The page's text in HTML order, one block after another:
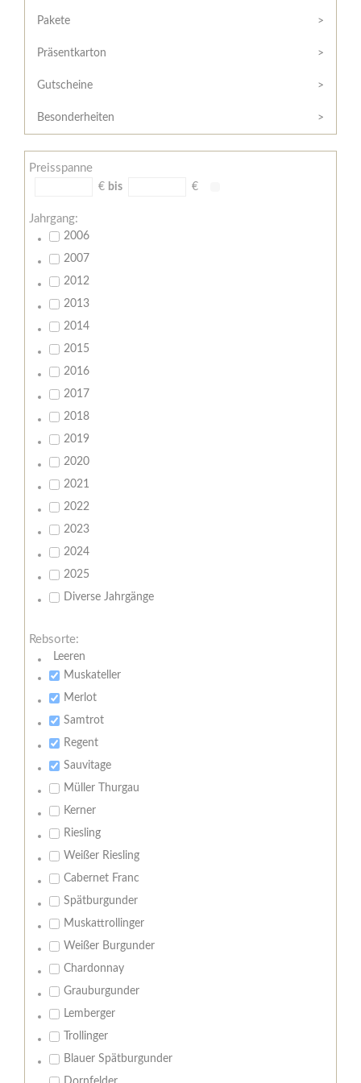
/
Widerrufsformular
AGB
Zahlungsbedingungen
Meine
Pakete
Präsentkarton
Gutscheine
Besonderheiten
Preisspanne
€ bis €
Jahrgang:
2006
2007
2012
2013
2014
2015
2016
2017
2018
2019
2020
2021
2022
2023
2024
2025
Diverse Jahrgänge
Rebsorte:
Leeren
Muskateller
Merlot
Samtrot
Regent
Sauvitage
Müller Thurgau
Kerner
Riesling
Weißer Riesling
Cabernet Franc
Spätburgunder
Muskattrollinger
Weißer Burgunder
Chardonnay
Grauburgunder
Lemberger
Trollinger
Blauer Spätburgunder